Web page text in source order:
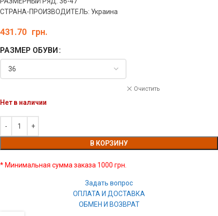
СТРАНА-ПРОИЗВОДИТЕЛЬ: Украина
431.70 грн.
РАЗМЕР ОБУВИ
Очистить
Нет в наличии
В КОРЗИНУ
* Минимальная сумма заказа 1000 грн.
Задать вопрос
ОПЛАТА И ДОСТАВКА
ОБМЕН И ВОЗВРАТ